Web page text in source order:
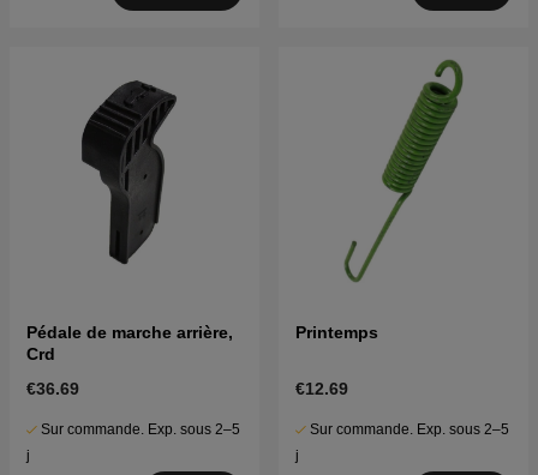
Pédale de marche arrière,
Crd
€36.69
Sur commande. Exp. sous 2–5
j
Printemps
€12.69
Sur commande. Exp. sous 2–5
j